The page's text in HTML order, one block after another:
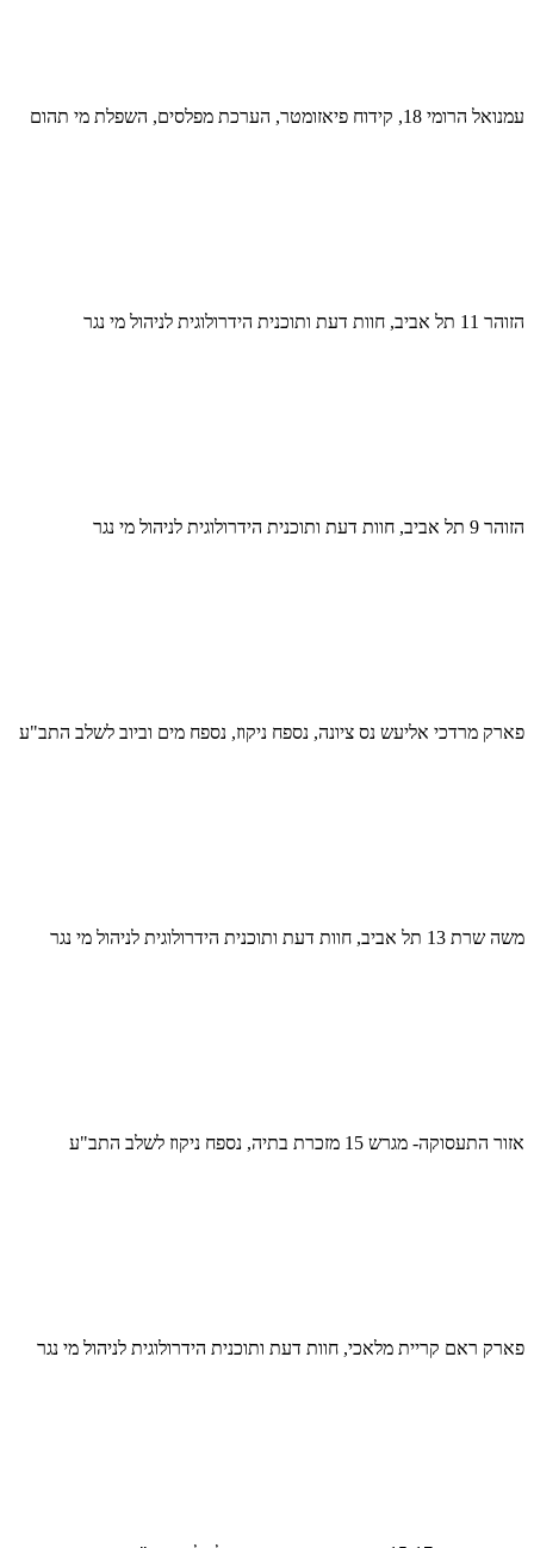
עמנואל הרומי 18, קידוח פיאזומטר, הערכת מפלסים, השפלת מי תהום
הזוהר 11 תל אביב, חוות דעת ותוכנית הידרולוגית לניהול מי נגר
הזוהר 9 תל אביב, חוות דעת ותוכנית הידרולוגית לניהול מי נגר
פארק מרדכי אליעש נס ציונה, נספח ניקוז, נספח מים וביוב לשלב התב"ע
משה שרת 13 תל אביב, חוות דעת ותוכנית הידרולוגית לניהול מי נגר
אזור התעסוקה- מגרש 15 מזכרת בתיה, נספח ניקוז לשלב התב"ע
פארק ראם קריית מלאכי, חוות דעת ותוכנית הידרולוגית לניהול מי נגר